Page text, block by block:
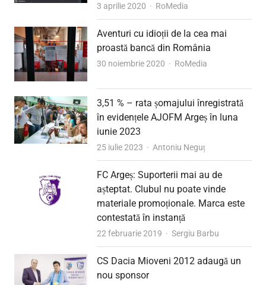
3 aprilie 2020 Author
RoMedia
Aventuri cu idioții de la cea mai
proastă bancă din România
30 noiembrie 2020 Author
RoMedia
3,51 % – rata șomajului înregistrată
în evidențele AJOFM Argeș în luna
iunie 2023
25 iulie 2023 Author
Antoniu Neguț
FC Argeș: Suporterii mai au de
așteptat. Clubul nu poate vinde
materiale promoționale. Marca este
contestată în instanță
22 februarie 2019 Author
Sergiu Barbu
CS Dacia Mioveni 2012 adaugă un
nou sponsor